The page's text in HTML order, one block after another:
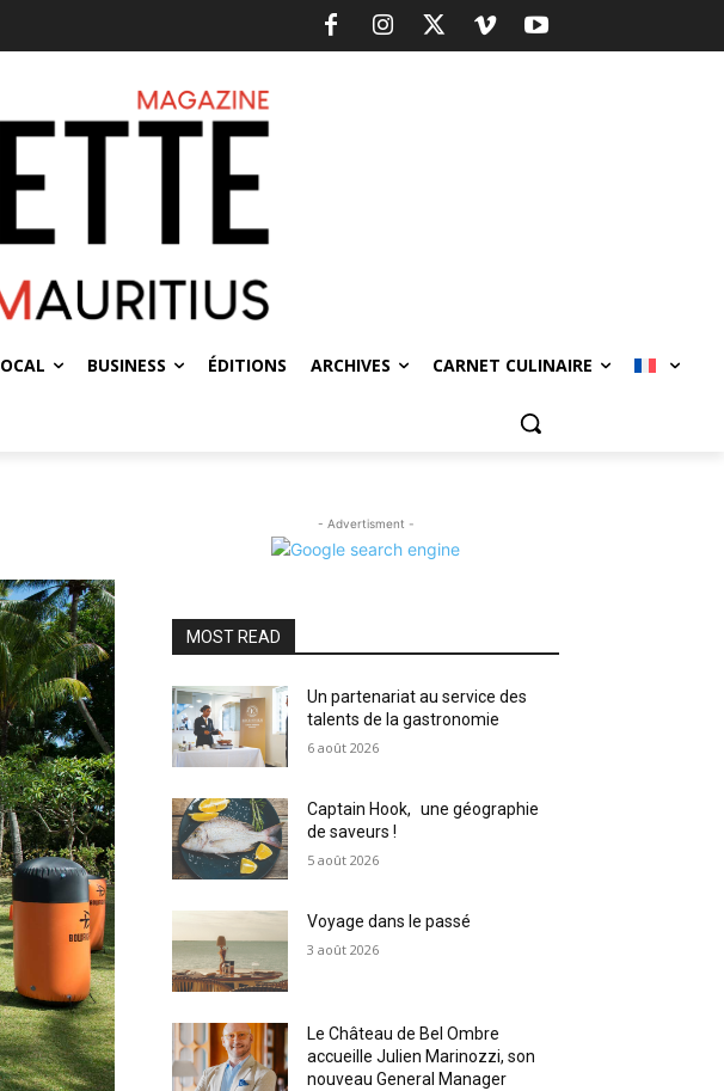
BUSINESS ÉDITIONS ARCHIVES CARNET CULINAIRE
- Advertisment -
MOST READ
Un partenariat au service des
talents de la gastronomie
6 août 2026
Captain Hook, une géographie
de saveurs !
5 août 2026
Voyage dans le passé
3 août 2026
Le Château de Bel Ombre
accueille Julien Marinozzi, son
nouveau General Manager